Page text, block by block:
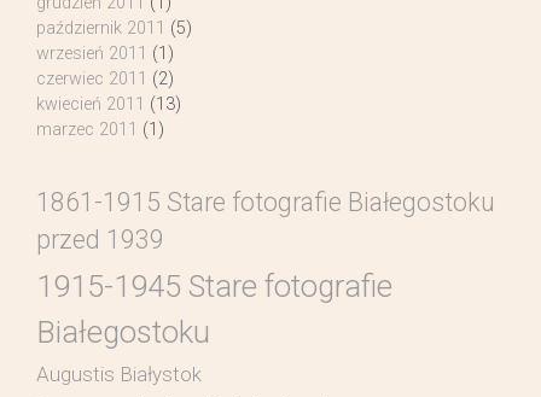
październik 2011 (5)
wrzesień 2011 (1)
czerwiec 2011 (2)
kwiecień 2011 (13)
marzec 2011 (1)
1861-1915 Stare fotografie Białegostoku
przed 1939
1915-1945 Stare fotografie
Białegostoku
Augustis Białystok